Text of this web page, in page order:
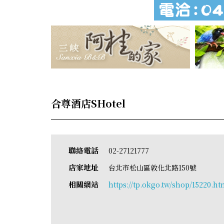
合尊酒店SHotel
聯絡電話 02-27121777
店家地址 台北市松山區敦化北路150號
相關網站 https://tp.okgo.tw/shop/